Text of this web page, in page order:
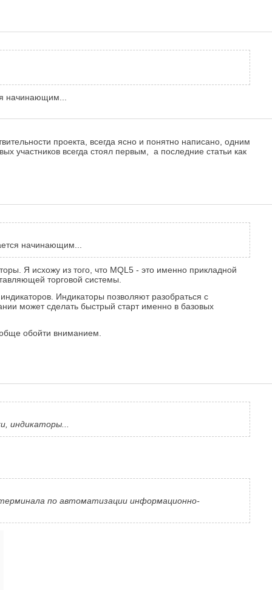
начинающим...
проекта, всегда ясно и понятно написано, одним
участников всегда стоял первым, а последние статьи как
начинающим...
Я исхожу из того, что MQL5 - это именно прикладной
торговой системы.
Индикаторы позволяют разобраться с
может сделать быстрый старт именно в базовых
обойти вниманием.
индикаторы...
по автоматизации информационно-